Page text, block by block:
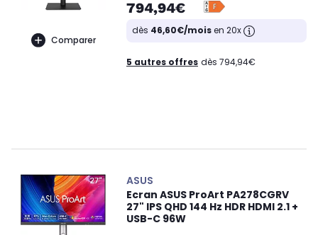
Comparer
794,94€
dès 46,60€/moisen 20x
5 autres offres dès 794,94€
ASUS
Ecran ASUS ProArt PA278CGRV
27" IPS QHD 144 Hz HDR HDMI 2.1 +
USB-C 96W